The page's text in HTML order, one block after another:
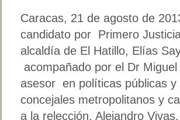
Caracas, 21 de agosto de
candidato por Primero
alcaldía de El Hatillo, Elías
acompañado por el Dr Miguel
asesor en políticas públicas y
concejales metropolitanos y
a la relección, Alejandro